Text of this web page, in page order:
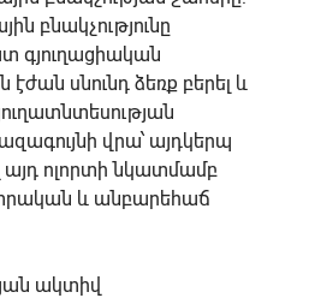
բնակչությունը
գյուղացիական
էժան սնունդ ձեռք բերել և
վրա՝ այդկերպ
ոլորտի նկատմամբ
և անբարեհաճ
ակտիվ